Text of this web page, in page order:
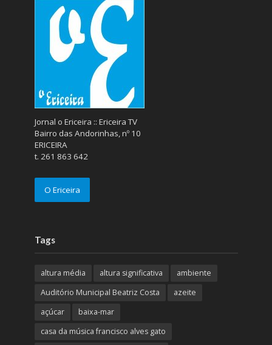
Jornal o Ericeira :: Ericeira TV
Bairro das Andorinhas, nº 10
ERICEIRA
t. 261 863 642
O Ericeira
Tags
altura média altura significativa
ambiente
Auditório Municipal Beatriz Costa
azeite
açúcar
baixa-mar
casa da música francisco alves gato